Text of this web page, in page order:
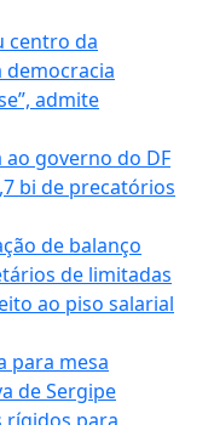
centro da
admite
governo do DF
bi de precatórios
de balanço
de limitadas
ao piso salarial
para mesa
de Sergipe